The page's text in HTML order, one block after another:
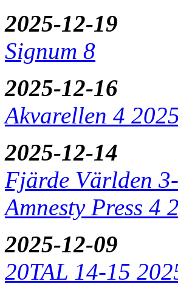
2025-12-19
Signum 8
2025-12-16
Akvarellen 4
2025-12-14
Fjärde Världen
Amnesty Press 4
2025-12-09
20TAL 14-15